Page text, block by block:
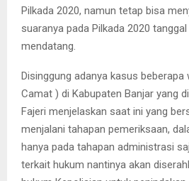
Pilkada 2020, namun tetap bisa
suaranya pada Pilkada 2020
mendatang.
Disinggung adanya kasus beberapa
Camat ) di Kabupaten Banjar yang
Fajeri menjelaskan saat ini yang
menjalani tahapan pemeriksaan,
hanya pada tahapan administrasi
terkait hukum nantinya akan